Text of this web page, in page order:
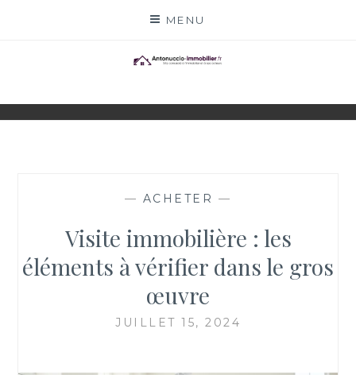
MENU
ANTONUCCIO-
IMMOBILIER.FR
ACTEURS
— ACHETER —
Visite immobilière : les
éléments à vérifier dans le gros
œuvre
JUILLET 15, 2024